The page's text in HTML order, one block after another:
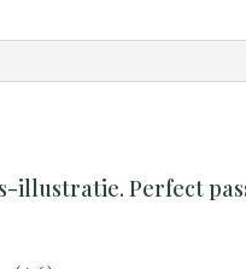
illustratie. Perfect